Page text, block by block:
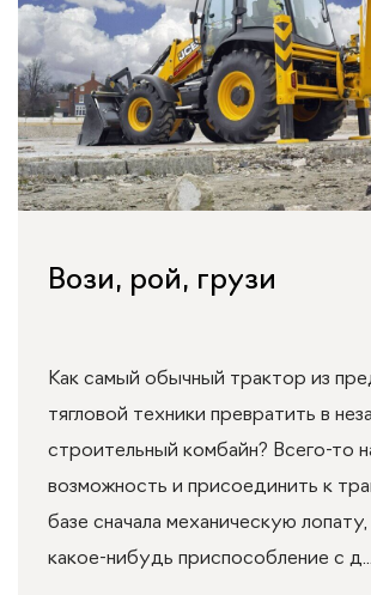
Вози, рой, грузи
Как самый обычный трактор из
тягловой техники превратить в
строительный комбайн? Всего-то
возможность и присоединить к
базе сначала механическую
какое-нибудь приспособление с д...